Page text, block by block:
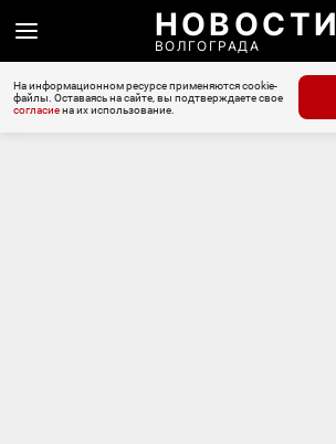
НОВОСТИ
ВОЛГОГРАДА
На информационном ресурсе применяются cookie-
файлы. Оставаясь на сайте, вы подтверждаете свое
согласиена их использование.